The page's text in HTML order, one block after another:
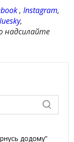
,Instagram,
,
надсилайте
додому”